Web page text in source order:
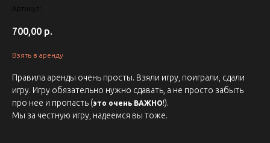
Артикул:
700,00 р.
Взять в аренду
Правила аренды очень просты. Взяли игру, поиграли, сдали
игру. Игру обязательно нужно сдавать, а не просто забыть
про нее и пропасть (это очень ВАЖНО!).
Мы за честную игру, надеемся вы тоже.